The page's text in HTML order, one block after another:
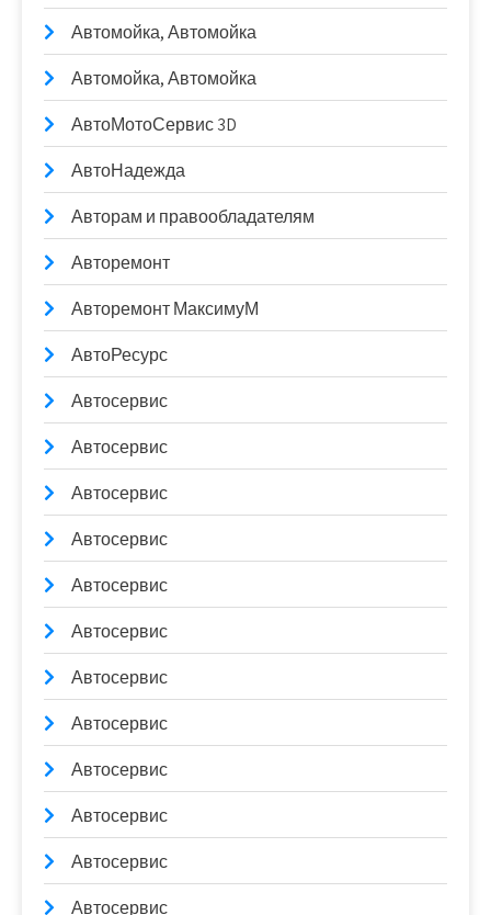
Автомойка, Автомойка
Автомойка, Автомойка
АвтоМотоСервис 3D
АвтоНадежда
Авторам и правообладателям
Авторемонт
Авторемонт МаксимуМ
АвтоРесурс
Автосервис
Автосервис
Автосервис
Автосервис
Автосервис
Автосервис
Автосервис
Автосервис
Автосервис
Автосервис
Автосервис
Автосервис